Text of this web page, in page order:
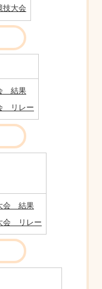
技大会
結果
リレー
会 結果
会 リレー